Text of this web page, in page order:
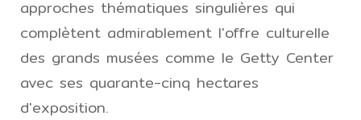
approches thématiques singulières qui
complètent admirablement l'offre culturelle
des grands musées comme le Getty Center
avec ses quarante-cinq hectares
d'exposition.